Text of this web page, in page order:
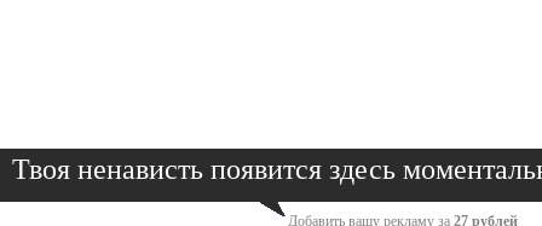
Твоя ненависть появится здесь
Добавить вашу рекламу за 27 рублей